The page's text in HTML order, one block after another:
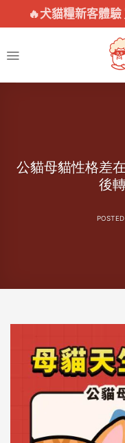
🔥犬貓糧新客體
公貓母貓性格差
後